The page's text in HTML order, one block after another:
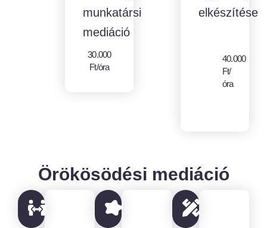
munkatársi
mediáció
30.000
Ft/óra
elkészítése
40.000
Ft/
óra
Örökösödési mediáció